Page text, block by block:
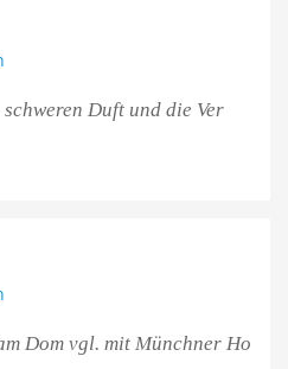
Duft und die Ver
Dom vgl. mit Münchner Ho